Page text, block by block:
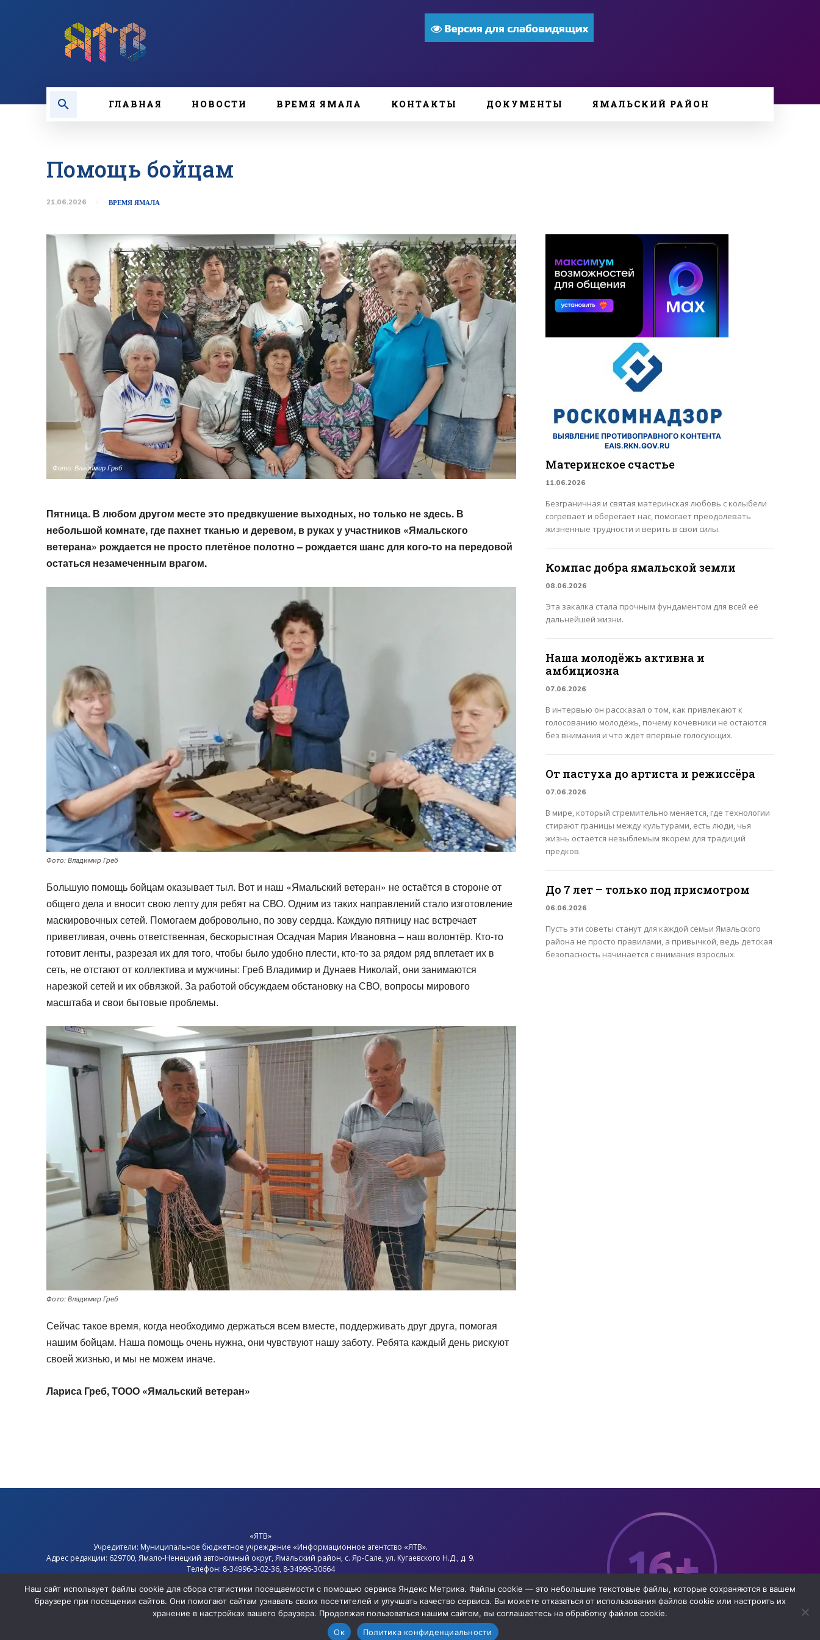
ГЛАВНАЯ НОВОСТИ ВРЕМЯ ЯМАЛА КОНТАКТЫ ДОКУМЕНТЫ ЯМАЛЬСКИЙ РАЙОН
Помощь бойцам
21.06.2026 ВРЕМЯ ЯМАЛА
Фото: Владимир Греб
Пятница. В любом другом месте это предвкушение выходных, но только не здесь. В
небольшой комнате, где пахнет тканью и деревом, в руках у участников «Ямальского
ветерана» рождается не просто плетёное полотно – рождается шанс для кого-то на передовой
остаться незамеченным врагом.
Фото: Владимир Греб
Большую помощь бойцам оказывает тыл. Вот и наш «Ямальский ветеран» не остаётся в стороне от
общего дела и вносит свою лепту для ребят на СВО. Одним из таких направлений стало изготовление
маскировочных сетей. Помогаем добровольно, по зову сердца. Каждую пятницу нас встречает
приветливая, очень ответственная, бескорыстная Осадчая Мария Ивановна – наш волонтёр. Кто-то
готовит ленты, разрезая их для того, чтобы было удобно плести, кто-то за рядом ряд вплетает их в
сеть, не отстают от коллектива и мужчины: Греб Владимир и Дунаев Николай, они занимаются
нарезкой сетей и их обвязкой. За работой обсуждаем обстановку на СВО, вопросы мирового
масштаба и свои бытовые проблемы.
Фото: Владимир Греб
Сейчас такое время, когда необходимо держаться всем вместе, поддерживать друг друга, помогая
нашим бойцам. Наша помощь очень нужна, они чувствуют нашу заботу. Ребята каждый день рискуют
своей жизнью, и мы не можем иначе.
Лариса Греб, ТООО «Ямальский ветеран»
ВЫЯВЛЕНИЕ ПРОТИВОПРАВНОГО КОНТЕНТА
EAIS.RKN.GOV.RU
Материнское счастье
11.06.2026
Безграничная и святая материнская любовь с колыбели
согревает и оберегает нас, помогает преодолевать
жизненные трудности и верить в свои силы.
Компас добра ямальской земли
08.06.2026
Эта закалка стала прочным фундаментом для всей её
дальнейшей жизни.
Наша молодёжь активна и
амбициозна
07.06.2026
В интервью он рассказал о том, как привлекают к
голосованию молодёжь, почему кочевники не остаются
без внимания и что ждёт впервые голосующих.
От пастуха до артиста и режиссёра
07.06.2026
В мире, который стремительно меняется, где технологии
стирают границы между культурами, есть люди, чья
жизнь остаётся незыблемым якорем для традиций
предков.
До 7 лет – только под присмотром
06.06.2026
Пусть эти советы станут для каждой семьи Ямальского
района не просто правилами, а привычкой, ведь детская
безопасность начинается с внимания взрослых.
«ЯТВ»
Учредители: Муниципальное бюджетное учреждение «Информационное агентство «ЯТВ».
Адрес редакции: 629700, Ямало-Ненецкий автономный округ, Ямальский район, с. Яр-Сале, ул. Кугаевского Н.Д., д. 9.
Телефон: 8-34996-3-02-36, 8-34996-30664
Главный редактор: Севостьянов Олег Анатольевич
Политика конфиденциальности
Наш сайт использует файлы cookie для сбора статистики посещаемости с помощью сервиса Яндекс Метрика. Файлы cookie — это небольшие текстовые файлы, которые сохраняются в вашем
браузере при посещении сайтов. Они помогают сайтам узнавать своих посетителей и улучшать качество сервиса. Вы можете отказаться от использования файлов cookie или настроить их
хранение в настройках вашего браузера. Продолжая пользоваться нашим сайтом, вы соглашаетесь на обработку файлов cookie.
Ок
Политика конфиденциальности